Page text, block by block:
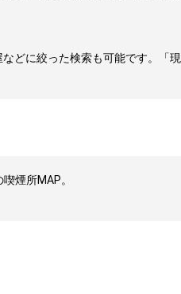
どに絞った検索も可能です。「
煙所MAP。